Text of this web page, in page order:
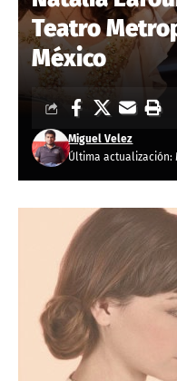
Teatro
México
Última actualización:
Miguel Velez